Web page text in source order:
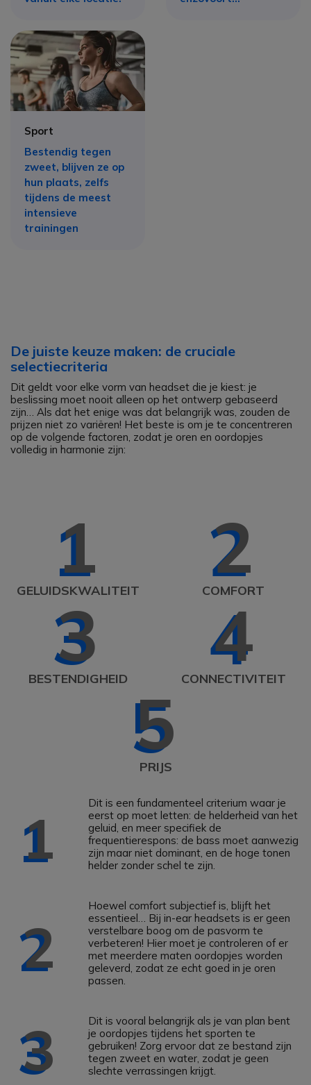
Sport
Bestendig tegen
zweet, blijven ze op
hun plaats, zelfs
tijdens de meest
intensieve
trainingen
De juiste keuze maken: de cruciale
selectiecriteria
Dit geldt voor elke vorm van headset die je kiest: je
beslissing moet nooit alleen op het ontwerp gebaseerd
zijn… Als dat het enige was dat belangrijk was, zouden de
prijzen niet zo variëren! Het beste is om je te concentreren
op de volgende factoren, zodat je oren en oordopjes
volledig in harmonie zijn:
1
GELUIDSKWALITEIT
2
COMFORT
3
BESTENDIGHEID
4
CONNECTIVITEIT
5
PRIJS
1
Dit is een fundamenteel criterium waar je
eerst op moet letten: de helderheid van het
geluid, en meer specifiek de
frequentierespons: de bass moet aanwezig
zijn maar niet dominant, en de hoge tonen
helder zonder schel te zijn.
2
Hoewel comfort subjectief is, blijft het
essentieel… Bij in-ear headsets is er geen
verstelbare boog om de pasvorm te
verbeteren! Hier moet je controleren of er
met meerdere maten oordopjes worden
geleverd, zodat ze echt goed in je oren
passen.
3
Dit is vooral belangrijk als je van plan bent
je oordopjes tijdens het sporten te
gebruiken! Zorg ervoor dat ze bestand zijn
tegen zweet en water, zodat je geen
slechte verrassingen krijgt.